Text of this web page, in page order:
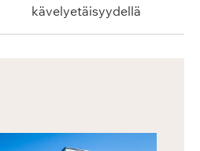
kävelyetäisyydellä